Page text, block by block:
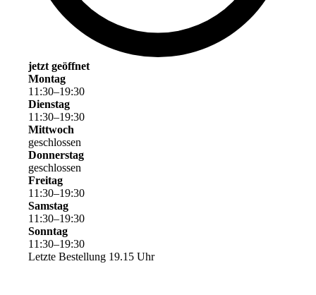
jetzt geöffnet
Montag
11 :30–19:30
Dienstag
11 :30–19:30
Mittwoch
geschlossen
Donnerstag
geschlossen
Freitag
11 :30–19:30
Samstag
11 :30–19:30
Sonntag
11 :30–19:30
Letzte Bestellung 19.15 Uhr